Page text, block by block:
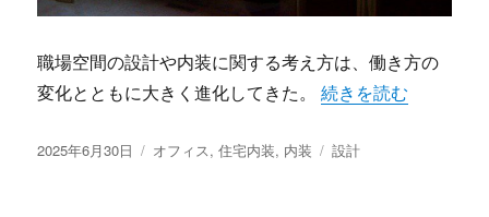
職場空間の設計や内装に関する考え方は、働き方の
変化とともに大きく進化してきた。“オフィス空間が進
続きを読む
投
2025年6月30日
カ
オフィス,住宅内装, 内装
タ
設計